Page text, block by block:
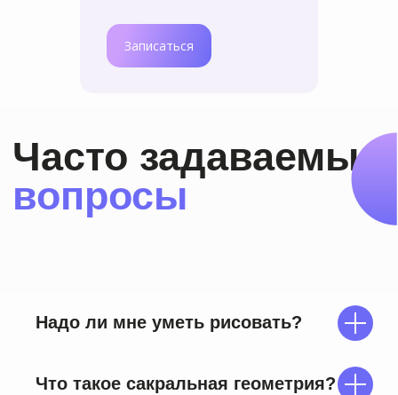
Записаться
Надо ли мне уметь рисовать?
Что такое сакральная геометрия?